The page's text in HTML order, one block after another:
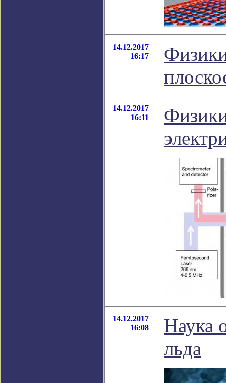
14.12.2017
16:17
14.12.2017
16:11
14.12.2017
16:08
Наука
льда